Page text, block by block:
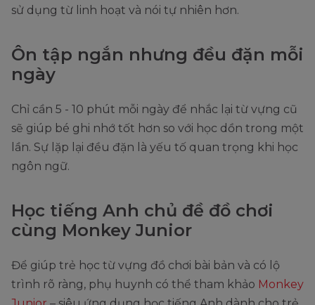
sử dụng từ linh hoạt và nói tự nhiên hơn.
Ôn tập ngắn nhưng đều đặn mỗi
ngày
Chỉ cần 5 - 10 phút mỗi ngày để nhắc lại từ vựng cũ
sẽ giúp bé ghi nhớ tốt hơn so với học dồn trong một
lần. Sự lặp lại đều đặn là yếu tố quan trọng khi học
ngôn ngữ.
Học tiếng Anh chủ đề đồ chơi
cùng Monkey Junior
Để giúp trẻ học từ vựng đồ chơi bài bản và có lộ
trình rõ ràng, phụ huynh có thể tham khảo Monkey